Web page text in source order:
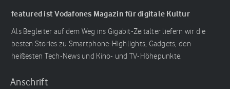
featured ist Vodafones Magazin für digitale Kultur
Als Begleiter auf dem Weg ins Gigabit-Zeitalter liefern wir die
besten Stories zu Smartphone-Highlights, Gadgets, den
heißesten Tech-News und Kino- und TV-Höhepunkte.
Anschrift